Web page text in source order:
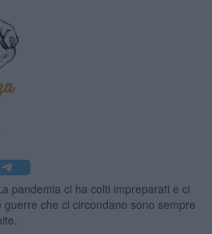
pandemia ci ha colti impreparati e ci
che ci circondano sono sempre